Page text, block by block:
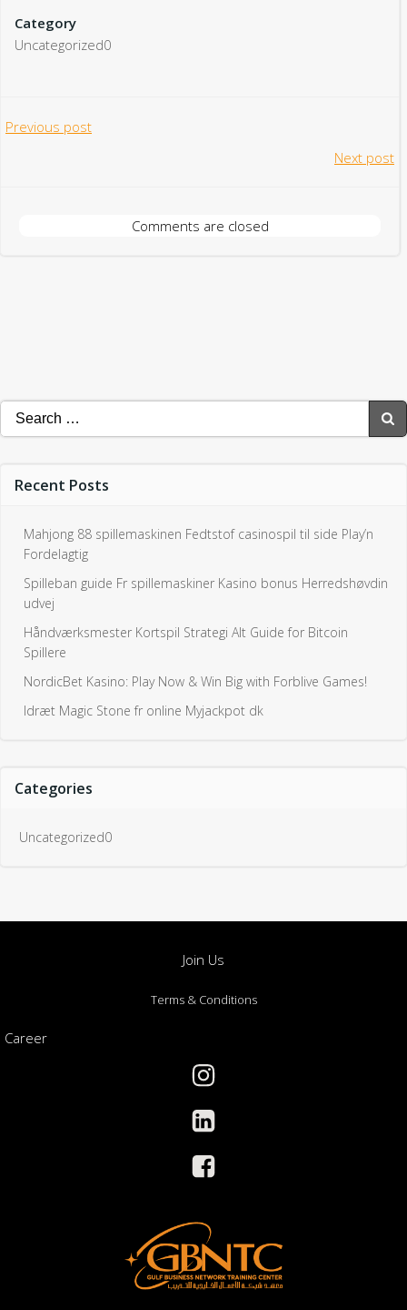
Category
Uncategorized0
Post
Previous post
Next post
Comments are closed
Search
for:
Recent Posts
Mahjong 88 spillemaskinen Fedtstof casinospil til side Play’n
Fordelagtig
Spilleban guide Fr spillemaskiner Kasino bonus Herredshøvdin
udvej
Håndværksmester Kortspil Strategi Alt Guide for Bitcoin
Spillere
NordicBet Kasino: Play Now & Win Big with Forblive Games!
Idræt Magic Stone fr online Myjackpot dk
Categories
Uncategorized0
Join Us
Terms & Conditions
Career